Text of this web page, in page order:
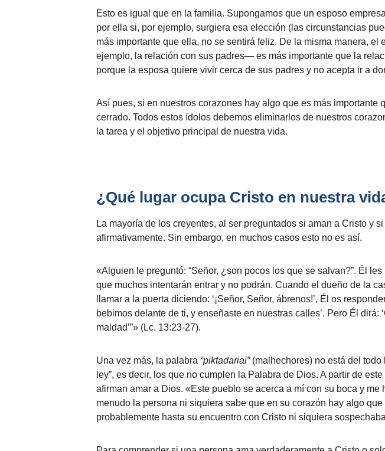
Esto es igual que en la familia. Supongamos que un esposo
por ella si, por ejemplo, surgiera esa elección (las circunstancias
más importante que ella, no se sentirá feliz. De la misma manera,
ejemplo, la relación con sus padres— es más importante que la
porque la esposa quiere vivir cerca de sus padres y no acepta ir a
Así pues, si en nuestros corazones hay algo que es más
cerrado. Todos estos ídolos debemos eliminarlos de nuestros
la tarea y el objetivo principal de nuestra vida.
¿Qué lugar ocupa Cristo en nuestra
La mayoría de los creyentes, al ser preguntados si aman a Cristo y
afirmativamente. Sin embargo, en muchos casos esto no es así.
«Alguien le preguntó: “Señor, ¿son pocos los que se salvan?”. Él
que muchos intentarán entrar y no podrán. Cuando el dueño de la
llamar a la puerta diciendo: ‘¡Señor, Señor, ábrenos!’, Él os
bebimos delante de ti, y enseñaste en nuestras calles’. Pero Él
maldad’”» (Lc. 13:23-27).
Una vez más, la palabra “piktadariai” (malhechores) no está del todo
ley”, es decir, los que no cumplen la Palabra de Dios. A partir de
afirman amar a Dios. «Este pueblo se acerca a mí con su boca y
menudo la persona ni siquiera sabe que en su corazón hay algo
probablemente hasta su encuentro con Cristo ni siquiera